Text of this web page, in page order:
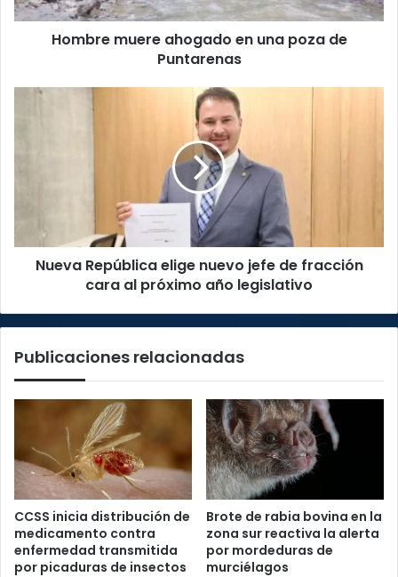
Hombre muere ahogado en una poza de
Puntarenas
Nueva
al
próximo
Nueva República elige nuevo jefe de fracción
cara al próximo año legislativo
Publicaciones relacionadas
CCSS inicia distribución de
medicamento contra
enfermedad transmitida
por picaduras de insectos
Brote de rabia bovina en la
zona sur reactiva la alerta
por mordeduras de
murciélagos